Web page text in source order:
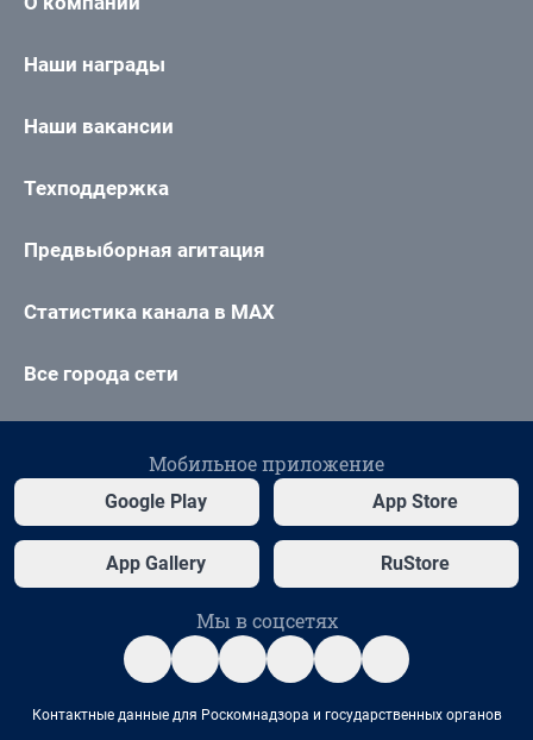
Наши награды
Наши вакансии
Техподдержка
Предвыборная агитация
Статистика канала в MAX
Все города сети
Мобильное приложение
Google Play App Store
App Gallery RuStore
Мы в соцсетях
Контактные данные для Роскомнадзора и государственных органов